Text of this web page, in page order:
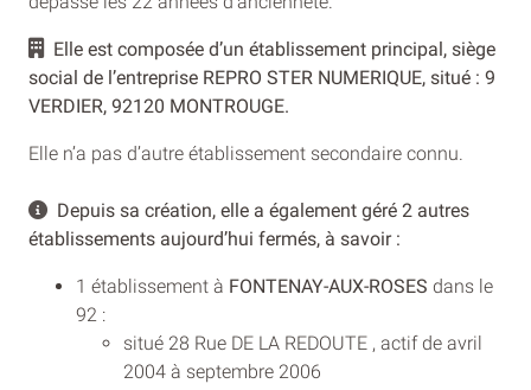
Elle est composée d’un établissement principal, siège
social de l’entreprise REPRO STER NUMERIQUE, situé : 9
VERDIER, 92120 MONTROUGE.
Elle n’a pas d’autre établissement secondaire connu.
Depuis sa création, elle a également géré 2 autres
établissements aujourd’hui fermés, à savoir :
1 établissement à FONTENAY-AUX-ROSES dans le
92 :
situé 28 Rue DE LA REDOUTE , actif de avril
2004 à septembre 2006